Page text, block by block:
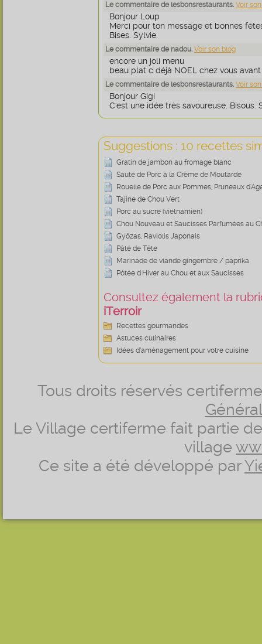
Le commentaire de lesbonsrestaurants. Voir
Bonjour Loup
Merci pour ton message et bonnes
Bises. Sylvie.
Le commentaire de nadou. Voir son blog
encore un joli menu
beau plat c déjà NOEL chez vous avant
Le commentaire de lesbonsrestaurants. Voir
Bonjour Gigi
C'est une idée très savoureuse. Bisous.
Suggestions : 10 recettes
Gratin de jambon au fromage blanc
Sauté de Porc à la Crème de Moutarde
Rouelle de Porc aux Pommes, Pruneaux
Tajine de Chou Vert
Porc au sucre (vietnamien)
Chou Nouveau et Saucisses Parfumées au
Gyôzas, Raviolis Japonais
Pâté de Tête
Marinade de viande gingembre / paprika
Pôtée d'Hiver au Chou et aux Saucisses
Consultez également la
iTerroir
Recettes gourmandes
Astuces culinaires
Idées d’aménagement pour votre cuisine
Tous droits réservés
Le Village certiferme fait partie
village
Ce site a été développé par